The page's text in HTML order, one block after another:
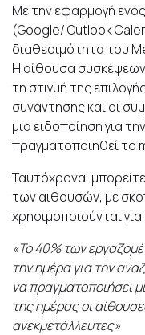
Με την εφαρμογή
(Google/ Outlook
διαθεσιμότητα του
Η αίθουσα συσκέψεων
τη στιγμή της
συνάντησης και οι
μια ειδοποίηση για
πραγματοποιηθεί το
Ταυτόχρονα,
των αιθουσών, με
χρησιμοποιούνται για
«Το 40% των
την ημέρα για την
να πραγματοποιήσει
της ημέρας οι
ανεκμετάλλευτες»